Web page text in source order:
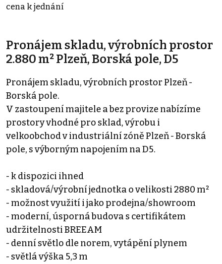
cena k jednání
Pronájem skladu, výrobních prostor
2.880 m² Plzeň, Borská pole, D5
Pronájem skladu, výrobních prostor Plzeň -
Borská pole.
V zastoupení majitele a bez provize nabízíme
prostory vhodné pro sklad, výrobu i
velkoobchod v industriální zóně Plzeň - Borská
pole, s výborným napojením na D5.
- k dispozici ihned
- skladová/výrobní jednotka o velikosti 2880 m²
- možnost využití i jako prodejna/showroom
- moderní, úsporná budova s certifikátem
udržitelnosti BREEAM
- denní světlo dle norem, vytápění plynem
- světlá výška 5,3 m